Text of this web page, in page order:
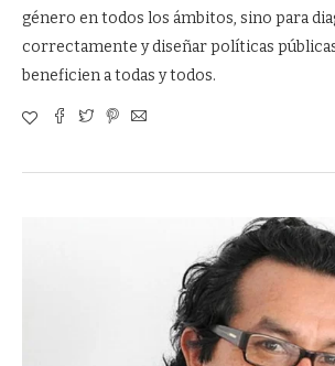
género en todos los ámbitos, sino para
correctamente y diseñar políticas
beneficien a todas y todos.